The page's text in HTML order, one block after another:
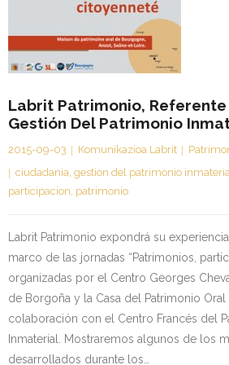
Kontaktua | Contacto
Labrit Patrimonio, Referente
Gestión Del Patrimonio
2015-09-03 Komunikazioa Labrit
ciudadania, gestion del patrimonio
participacion, patrimonio
Labrit Patrimonio expondrá su
marco de las jornadas “Patrimonios,
organizadas por el Centro Georges
de Borgoña y la Casa del Patrimonio
colaboración con el Centro Francés del
Inmaterial. Mostraremos algunos de los
desarrollados durante los…